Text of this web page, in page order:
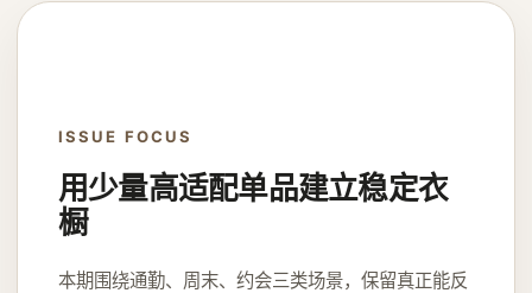
ISSUE FOCUS
用少量高适配单品建立稳定衣
橱
本期围绕通勤、周末、约会三类场景，保留真正能反